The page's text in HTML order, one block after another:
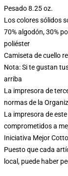
Pesado 8.25 oz.
Los colores sólidos
70% algodón, 30%
poliéster
Camiseta de cuello
Nota: Si te gustan
arriba
La impresora de
normas de la
La impresora de
comprometidos a
Iniciativa Mejor
Puesto que cada
local, puede haber